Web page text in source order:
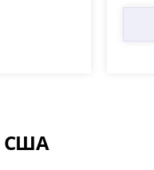
США